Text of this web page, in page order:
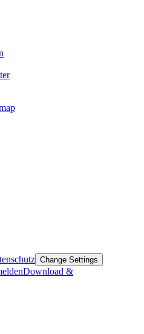
Change Settings
Download &